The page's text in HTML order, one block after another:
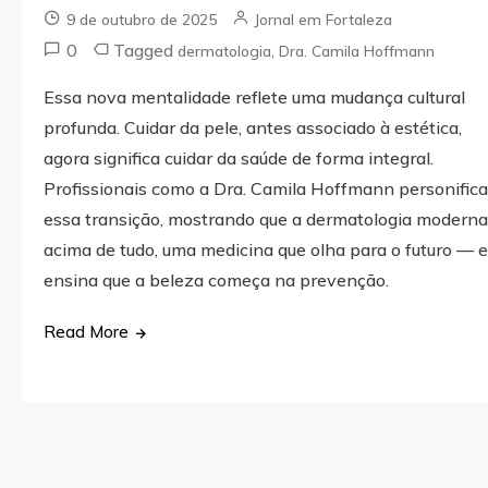
9 de outubro de 2025 Jornal em Fortaleza
0 Taggeddermatologia ,Dra. Camila Hoffmann
Essa nova mentalidade reflete uma mudança cultural
profunda. Cuidar da pele, antes associado à estética,
agora significa cuidar da saúde de forma integral.
Profissionais como a Dra. Camila Hoffmann
essa transição, mostrando que a dermatologia
acima de tudo, uma medicina que olha para o futuro — e
ensina que a beleza começa na prevenção.
Read More